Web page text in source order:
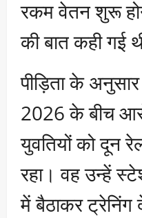
रकम वेतन शुरू
की बात कही गई
पीड़िता के
2026 के बीच
युवतियों को दून
रहा। वह उन्हें
में बैठाकर ट्रेनिंग